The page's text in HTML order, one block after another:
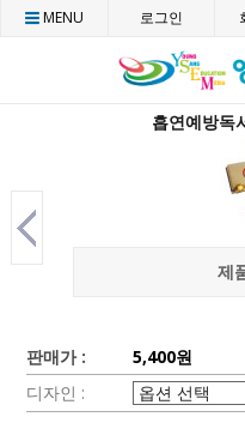
CMENU 로그인
흡연예방독
제
판매가 :
5,400원
디자인 :